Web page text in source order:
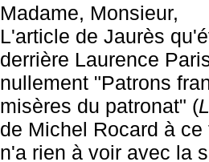
Madame, Monsieur,
L'article de Jaurès
derrière Laurence
nullement "Patrons
misères du patronat" (
de Michel Rocard à
n'a rien à voir avec la